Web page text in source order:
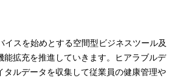
イスを始めとする空間型ビジネスツール及
能拡充を推進していきます。ヒアラブルデ
タルデータを収集して従業員の健康管理や